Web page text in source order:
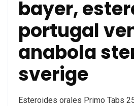
bayer,
portugal
anabola
sverige
Esteroides orales Primo Tabs